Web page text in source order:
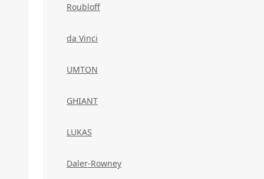
Roubloff
da Vinci
UMTON
GHIANT
LUKAS
Daler-Rowney